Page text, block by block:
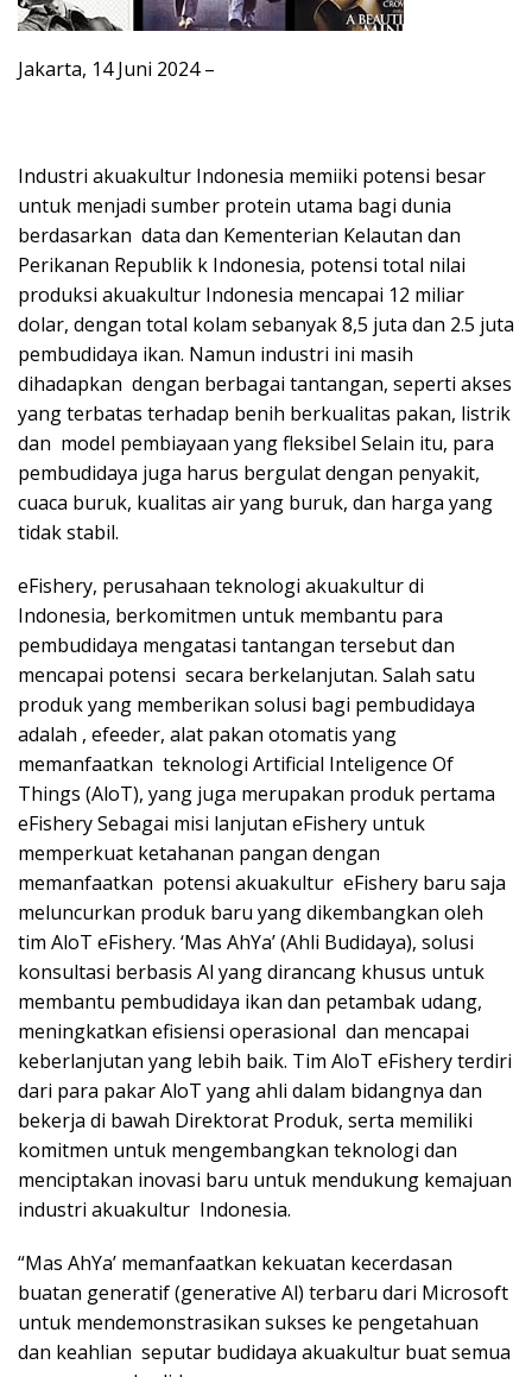
Jakarta, 14 Juni 2024 –
Industri akuakultur Indonesia memiiki potensi besar
untuk menjadi sumber protein utama bagi dunia
berdasarkan data dan Kementerian Kelautan dan
Perikanan Republik k Indonesia, potensi total nilai
produksi akuakultur Indonesia mencapai 12 miliar
dolar, dengan total kolam sebanyak 8,5 juta dan 2.5 juta
pembudidaya ikan. Namun industri ini masih
dihadapkan dengan berbagai tantangan, seperti akses
yang terbatas terhadap benih berkualitas pakan, listrik
dan model pembiayaan yang fleksibel Selain itu, para
pembudidaya juga harus bergulat dengan penyakit,
cuaca buruk, kualitas air yang buruk, dan harga yang
tidak stabil.
eFishery, perusahaan teknologi akuakultur di
Indonesia, berkomitmen untuk membantu para
pembudidaya mengatasi tantangan tersebut dan
mencapai potensi secara berkelanjutan. Salah satu
produk yang memberikan solusi bagi pembudidaya
adalah , efeeder, alat pakan otomatis yang
memanfaatkan teknologi Artificial Inteligence Of
Things (AloT), yang juga merupakan produk pertama
eFishery Sebagai misi lanjutan eFishery untuk
memperkuat ketahanan pangan dengan
memanfaatkan potensi akuakultur eFishery baru saja
meluncurkan produk baru yang dikembangkan oleh
tim AloT eFishery. ‘Mas AhYa’ (Ahli Budidaya), solusi
konsultasi berbasis Al yang dirancang khusus untuk
membantu pembudidaya ikan dan petambak udang,
meningkatkan efisiensi operasional dan mencapai
keberlanjutan yang lebih baik. Tim AloT eFishery terdiri
dari para pakar AloT yang ahli dalam bidangnya dan
bekerja di bawah Direktorat Produk, serta memiliki
komitmen untuk mengembangkan teknologi dan
menciptakan inovasi baru untuk mendukung kemajuan
industri akuakultur Indonesia.
“Mas AhYa’ memanfaatkan kekuatan kecerdasan
buatan generatif (generative Al) terbaru dari Microsoft
untuk mendemonstrasikan sukses ke pengetahuan
dan keahlian seputar budidaya akuakultur buat semua